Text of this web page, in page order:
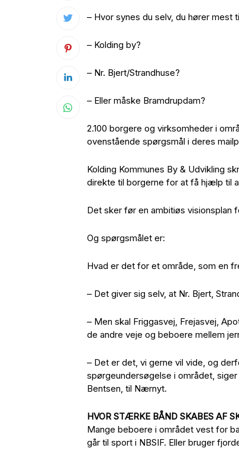
– Hvor synes du selv, du hører mest
– Kolding by?
– Nr. Bjert/Strandhuse?
– Eller måske Bramdrupdam?
2.100 borgere og virksomheder i
ovenstående spørgsmål i deres
Kolding Kommunes By & Udvikling
direkte til borgerne for at få hjælp til
Det sker før en ambitiøs visionsplan
Og spørgsmålet er:
Hvad er det for et område, som en
– Det giver sig selv, at Nr. Bjert,
– Men skal Friggasvej, Frejasvej,
de andre veje og beboere mellem
– Det er det, vi gerne vil vide, og
spørgeundersøgelse i området,
Bentsen, til Nærnyt.
HVOR STÆRKE BÅND SKABES AF
Mange beboere i området vest for
går til sport i NBSIF. Eller bruger